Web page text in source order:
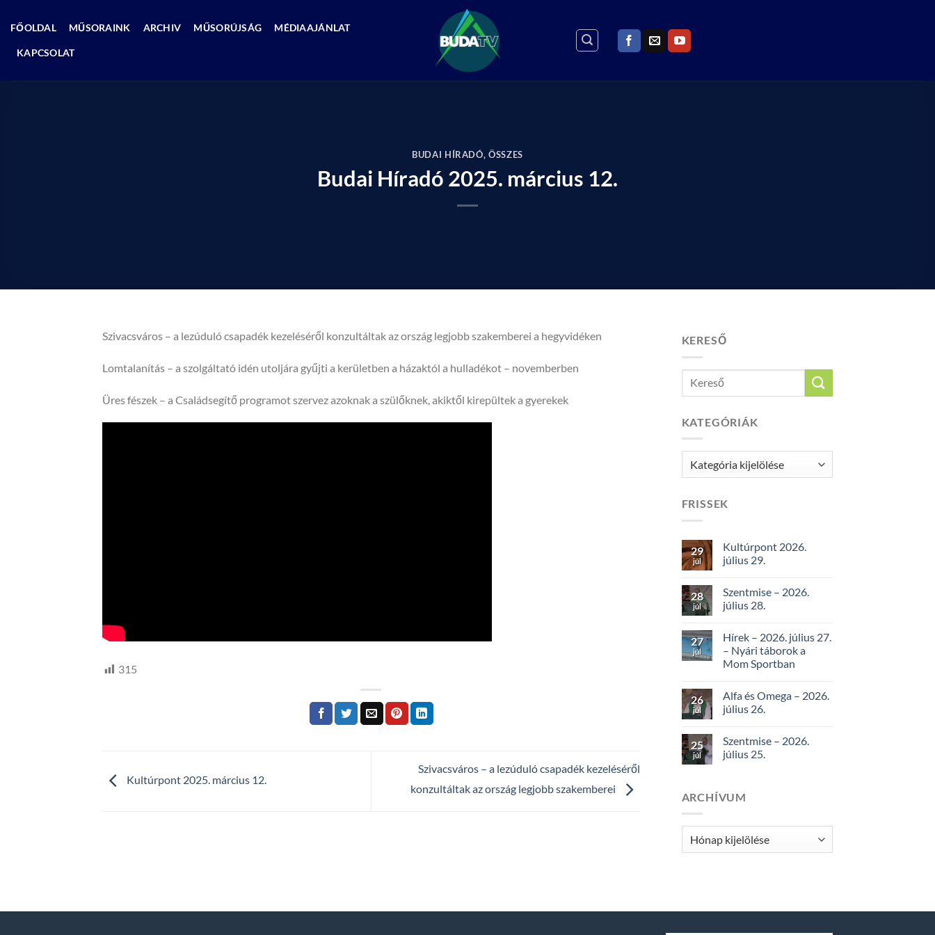
FŐOLDAL MŰSORAINK ARCHIV MŰSORÚJSÁG MÉDIAAJÁNLAT
KAPCSOLAT
BUDAI HÍRADÓ,ÖSSZES
Budai Híradó 2025. március 12.
Szivacsváros – a lezúduló csapadék kezeléséről konzultáltak az ország legjobb szakemberei a hegyvidéken
Lomtalanítás – a szolgáltató idén utoljára gyűjti a kerületben a házaktól a hulladékot – novemberben
Üres fészek – a Családsegítő programot szervez azoknak a szülőknek, akiktől kirepültek a gyerekek
315
Kultúrpont 2025. március 12.
Szivacsváros – a lezúduló csapadék kezeléséről
konzultáltak az ország legjobb szakemberei
KERESŐ
KATEGÓRIÁK
Kategóriák
FRISSEK
29
júl
Kultúrpont 2026.
július 29.
28
júl
Szentmise – 2026.
július 28.
27
júl
Hírek – 2026. július 27.
– Nyári táborok a
Mom Sportban
26
júl
Alfa és Omega – 2026.
július 26.
25
júl
Szentmise – 2026.
július 25.
ARCHÍVUM
Archívum